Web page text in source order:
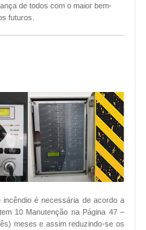
de todos com o maior bem-
futuros.
incêndio é necessária de acordo a
10 Manutenção na Página 47 –
meses e assim reduzindo-se os